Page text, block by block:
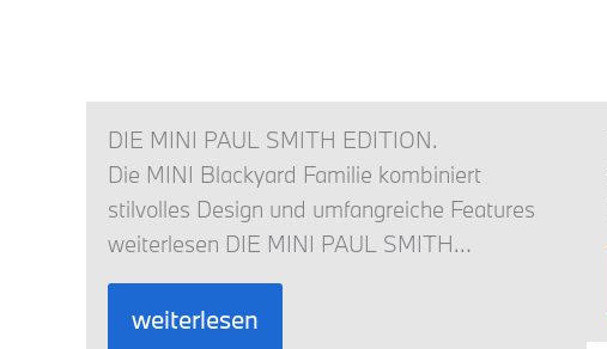
DIE MINI PAUL SMITH EDITION.
Die MINI Blackyard Familie kombiniert
stilvolles Design und umfangreiche Features
weiterlesen DIE MINI PAUL SMITH…
weiterlesen